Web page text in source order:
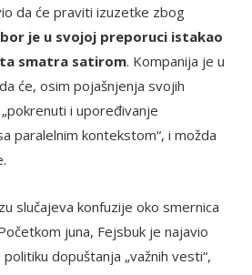
da će praviti izuzetke zbog
je u svojoj preporuci istakao
smatra satirom. Kompanija je u
će, osim pojašnjenja svojih
i upoređivanje
paralelnim kontekstom“, i možda
slučajeva konfuzije oko smernica
juna, Fejsbuk je najavio
dopuštanja „važnih vesti“,